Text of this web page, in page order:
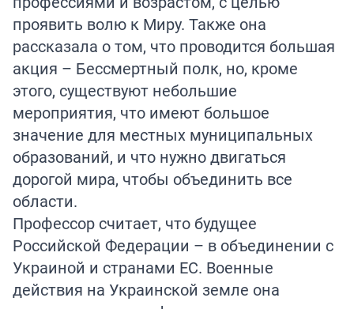
проявить волю к Миру. Также она
рассказала о том, что проводится большая
акция – Бессмертный полк, но, кроме
этого, существуют небольшие
мероприятия, что имеют большое
значение для местных муниципальных
образований, и что нужно двигаться
дорогой мира, чтобы объединить все
области.
Профессор считает, что будущее
Российской Федерации – в объединении с
Украиной и странами ЕС. Военные
действия на Украинской земле она